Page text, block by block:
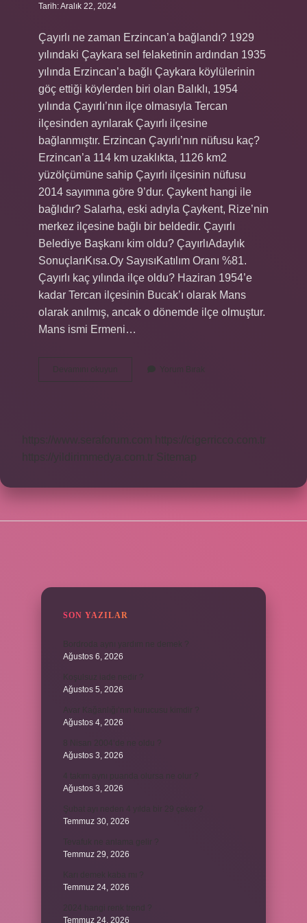
Tarih: Aralık 22, 2024
Çayırlı ne zaman Erzincan’a bağlandı? 1929
yılındaki Çaykara sel felaketinin ardından 1935
yılında Erzincan’a bağlı Çaykara köylülerinin
göç ettiği köylerden biri olan Balıklı, 1954
yılında Çayırlı’nın ilçe olmasıyla Tercan
ilçesinden ayrılarak Çayırlı ilçesine
bağlanmıştır. Erzincan Çayırlı’nın nüfusu kaç?
Erzincan’a 114 km uzaklıkta, 1126 km2
yüzölçümüne sahip Çayırlı ilçesinin nüfusu
2014 sayımına göre 9’dur. Çaykent hangi ile
bağlıdır? Salarha, eski adıyla Çaykent, Rize’nin
merkez ilçesine bağlı bir beldedir. Çayırlı
Belediye Başkanı kim oldu? ÇayırlıAdaylık
SonuçlarıKısa.Oy SayısıKatılım Oranı %81.
Çayırlı kaç yılında ilçe oldu? Haziran 1954’e
kadar Tercan ilçesinin Bucak’ı olarak Mans
olarak anılmış, ancak o dönemde ilçe olmuştur.
Mans ismi Ermeni…
Devamını okuyun
Erzincan
Çayırlı
Yorum Bırak
https://www.seraforum.com
https://cigerricco.com.tr
https://yildirimmedya.com.tr Sitemap
SON YAZILAR
Ağustos 6, 2026
Ağustos 5, 2026
Ağustos 4, 2026
Ağustos 3, 2026
Ağustos 3, 2026
Temmuz 30, 2026
Temmuz 29, 2026
Temmuz 24, 2026
Temmuz 24, 2026